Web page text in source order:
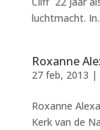
luchtmacht.
Roxanne
27 feb, 2013 |
Roxanne
Kerk van de